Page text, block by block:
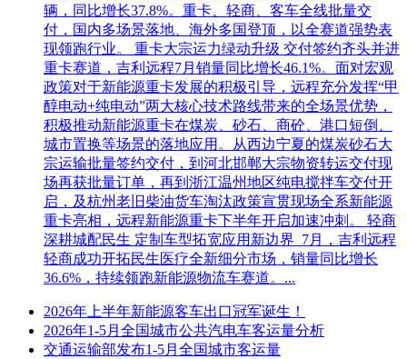
辆，同比增长37.8%。重卡、轻商、客车全线批量交
付，国内多场景落地、海外多国登顶，以全赛道强势表
现领跑行业。 重卡大宗运力绿动升级 交付签约齐头并进
重卡赛道，吉利远程7月销量同比增长46.1%。面对宏观
政策对于新能源重卡发展的积极引导，远程充分发挥“甲
醇电动+纯电动”两大核心技术路线带来的全场景优势，
积极推动新能源重卡在煤炭、砂石、商砼、港口短倒、
城市置换等场景的落地应用。从西边宁夏的煤炭砂石大
宗运输批量签约交付，到河北邯郸大宗物资转运交付现
场再获批量订单，再到浙江温州地区纯电搅拌车交付开
启，及杭州老旧柴油货车淘汰政策宣贯现场全系新能源
重卡亮相，远程新能源重卡下半年开启加速冲刺。 轻商
深耕城配民生 定制车型拓宽应用新边界 7月，吉利远程
轻商成功开拓民生医疗全新细分市场，销量同比增长
36.6%，持续领跑新能源物流车赛道。...
2026年上半年新能源客车出口冠军诞生！
2026年1-5月全国城市公共汽电车客运量分析
交通运输部发布1-5月全国城市客运量